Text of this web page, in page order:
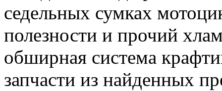
седельных сумках
полезности и прочий
обширная система
запчасти из найденных